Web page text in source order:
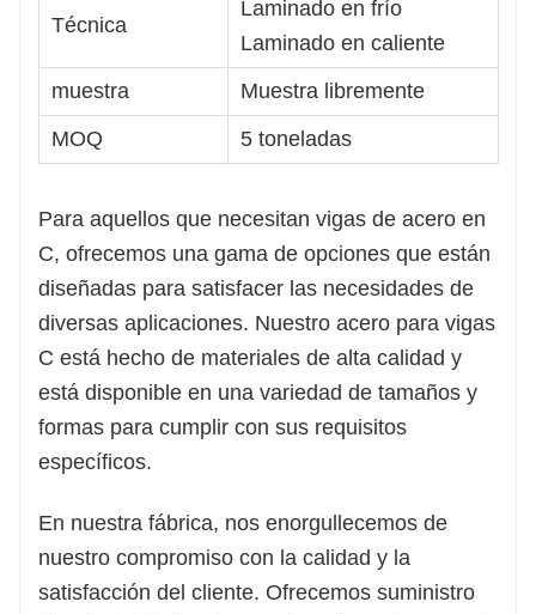
Técnica
Laminado en frío
Laminado en caliente
muestra
Muestra libremente
MOQ
5 toneladas
Para aquellos que necesitan vigas de acero en
C, ofrecemos una gama de opciones que están
diseñadas para satisfacer las necesidades de
diversas aplicaciones. Nuestro acero para vigas
C está hecho de materiales de alta calidad y
está disponible en una variedad de tamaños y
formas para cumplir con sus requisitos
específicos.
En nuestra fábrica, nos enorgullecemos de
nuestro compromiso con la calidad y la
satisfacción del cliente. Ofrecemos suministro